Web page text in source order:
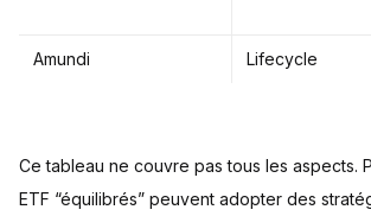
Amundi Lifecycle
Ce tableau ne couvre pas tous les aspects.
ETF “équilibrés” peuvent adopter des